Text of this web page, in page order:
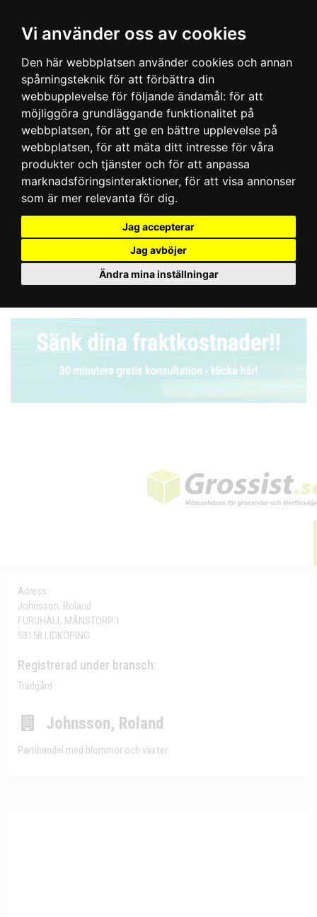
Vi använder oss av cookies
Den här webbplatsen använder cookies och annan
spårningsteknik för att förbättra din
webbupplevelse för följande ändamål: för att
möjliggöra grundläggande funktionalitet på
webbplatsen, för att ge en bättre upplevelse på
webbplatsen, för att mäta ditt intresse för våra
produkter och tjänster och för att anpassa
marknadsföringsinteraktioner, för att visa annonser
som är mer relevanta för dig.
Jag accepterar
Jag avböjer
Ändra mina inställningar
Adress:
Johnsson, Roland
FURUHÄLL MÅNSTORP 1
53158 LIDKÖPING
Registrerad under bransch:
Trädgård
Johnsson, Roland
Partihandel med blommor och växter